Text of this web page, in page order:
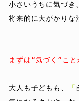
小さいうちに気づき
将来的に大がかりな
まずは“気づく”こと
大人も子どもも、 「